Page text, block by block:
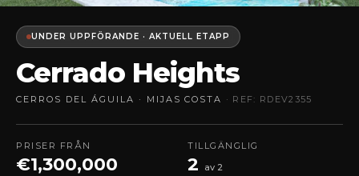
UNDER UPPFÖRANDE · AKTUELL ETAPP
Cerrado Heights
CERROS DEL ÁGUILA · MIJAS COSTA · REF: RDEV2355
PRISER FRÅN
€1,300,000
TILLGÄNGLIG
2 av 2